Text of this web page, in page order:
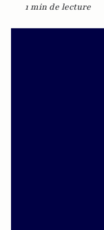
1 min de lecture